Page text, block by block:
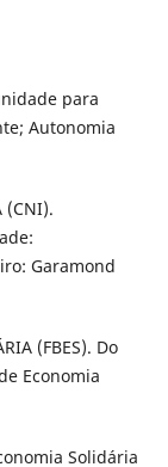
para
Autonomia
(CNI).
Garamond
(FBES). Do
Economia
Solidária